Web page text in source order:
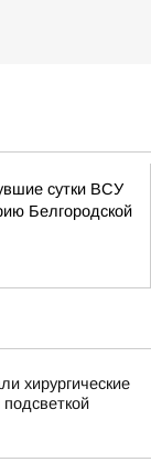
сутки ВСУ
Белгородской
хирургические